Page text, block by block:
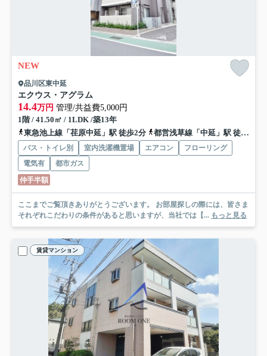
NEW
品川区東中延
エクウス・アグラム
14.4万円 管理/共益費5,000円
1階 / 41.50㎡ / 1LDK /築13年
東急池上線「荏原中延」駅 徒歩2分
都営浅草線「中延」駅 徒歩6分
バス・トイレ別 室内洗濯機置場 エアコン
フローリング
電気有
都市ガス
仲手半額
ここまでご覧頂きありがとうございます。 お部屋探しの際には、皆さま
それぞれこだわりの条件があると思いますが、当社では【... もっと見る
賃貸マンション